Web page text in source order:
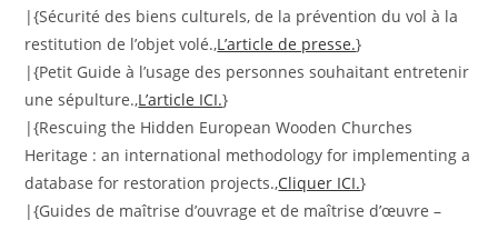
|{Sécurité des biens culturels, de la prévention du vol à la
restitution de l’objet volé.,L’article de presse.}
|{Petit Guide à l’usage des personnes souhaitant entretenir
une sépulture.,L’article ICI.}
|{Rescuing the Hidden European Wooden Churches
Heritage : an international methodology for implementing a
database for restoration projects.,Cliquer ICI.}
|{Guides de maîtrise d’ouvrage et de maîtrise d’œuvre –